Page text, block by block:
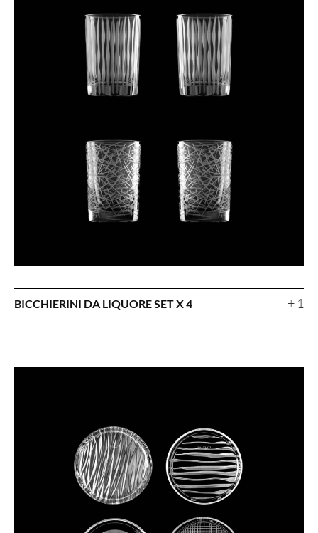
BICCHIERINI DA LIQUORE SET X 4 + 1